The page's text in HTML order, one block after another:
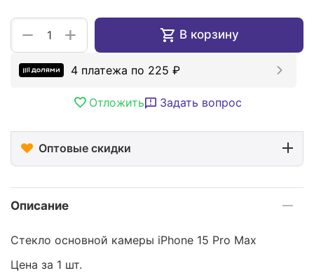
+
− В корзину
4 платежа по 225 ₽
Отложить Задать вопрос
Оптовые скидки
Описание
Стекло основной камеры iPhone 15 Pro Max
Цена за 1 шт.